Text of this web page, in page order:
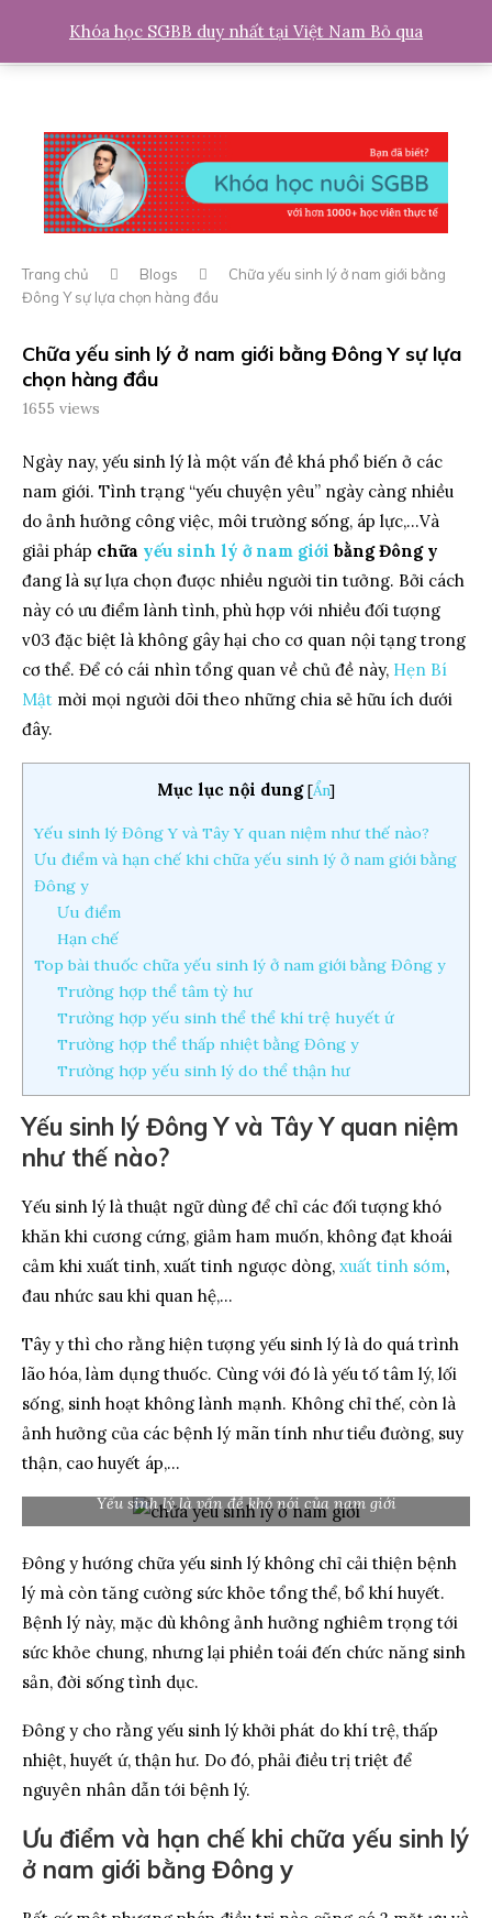
Trang chủ Blogs
Chữa yếu sinh lý ở nam giới bằng
Đông Y sự lựa chọn hàng đầu
Chữa yếu sinh lý ở nam giới bằng Đông Y sự lựa
chọn hàng đầu
1655 views
Ngày nay, yếu sinh lý là một vấn đề khá phổ biến ở các
nam giới. Tình trạng “yếu chuyện yêu” ngày càng nhiều
do ảnh hưởng công việc, môi trường sống, áp lực,…Và
giải pháp chữa yếu sinh lý ở nam giới bằng Đông y
đang là sự lựa chọn được nhiều người tin tưởng. Bởi cách
này có ưu điểm lành tình, phù hợp với nhiều đối tượng
v03 đặc biệt là không gây hại cho cơ quan nội tạng trong
cơ thể. Để có cái nhìn tổng quan về chủ đề này, Hẹn Bí
Mật mời mọi người dõi theo những chia sẻ hữu ích dưới
đây.
Mục lục nội dung [Ẩn]
Yếu sinh lý Đông Y và Tây Y quan niệm như thế nào?
Ưu điểm và hạn chế khi chữa yếu sinh lý ở nam giới bằng
Đông y
Ưu điểm
Hạn chế
Top bài thuốc chữa yếu sinh lý ở nam giới bằng Đông y
Trường hợp thể tâm tỳ hư
Trường hợp yếu sinh thể thể khí trệ huyết ứ
Trường hợp thể thấp nhiệt bằng Đông y
Trường hợp yếu sinh lý do thể thận hư
Yếu sinh lý Đông Y và Tây Y quan niệm
như thế nào?
Yếu sinh lý là thuật ngữ dùng để chỉ các đối tượng khó
khăn khi cương cứng, giảm ham muốn, không đạt khoái
cảm khi xuất tinh, xuất tinh ngược dòng, xuất tinh sớm,
đau nhức sau khi quan hệ,…
Tây y thì cho rằng hiện tượng yếu sinh lý là do quá trình
lão hóa, làm dụng thuốc. Cùng với đó là yếu tố tâm lý, lối
sống, sinh hoạt không lành mạnh. Không chỉ thế, còn là
ảnh hưởng của các bệnh lý mãn tính như tiểu đường, suy
thận, cao huyết áp,…
Yếu sinh lý là vấn đề khó nói của nam giới
Đông y hướng chữa yếu sinh lý không chỉ cải thiện bệnh
lý mà còn tăng cường sức khỏe tổng thể, bổ khí huyết.
Bệnh lý này, mặc dù không ảnh hưởng nghiêm trọng tới
sức khỏe chung, nhưng lại phiền toái đến chức năng sinh
sản, đời sống tình dục.
Đông y cho rằng yếu sinh lý khởi phát do khí trệ, thấp
nhiệt, huyết ứ, thận hư. Do đó, phải điều trị triệt để
nguyên nhân dẫn tới bệnh lý.
Ưu điểm và hạn chế khi chữa yếu sinh lý
ở nam giới bằng Đông y
Khóa học SGBB duy nhất tại Việt Nam Bỏ qua